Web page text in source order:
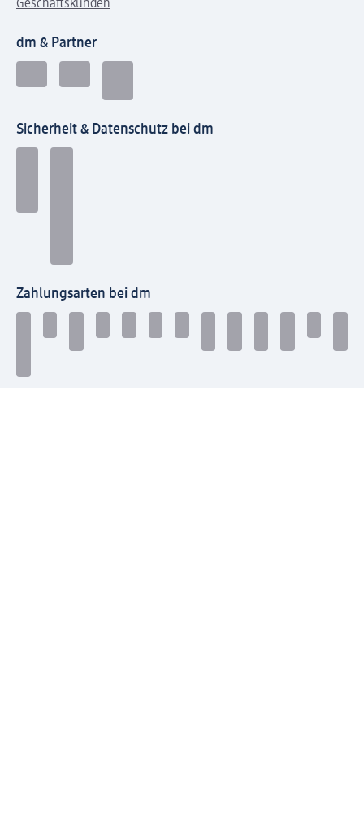
Geschäftskunden
dm & Partner
Sicherheit & Datenschutz bei dm
Zahlungsarten bei dm